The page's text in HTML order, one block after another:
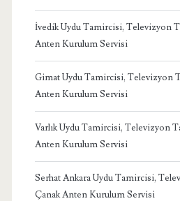
İvedik Uydu Tamircisi, Televizyon
Anten Kurulum Servisi
Gimat Uydu Tamircisi, Televizyon
Anten Kurulum Servisi
Varlık Uydu Tamircisi, Televizyon
Anten Kurulum Servisi
Serhat Ankara Uydu Tamircisi,
Çanak Anten Kurulum Servisi